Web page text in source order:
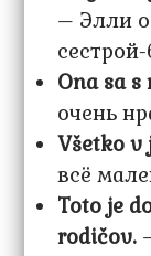
– Элли
Ona sa
очень
Všetko v
всё
Toto je
rodičov.